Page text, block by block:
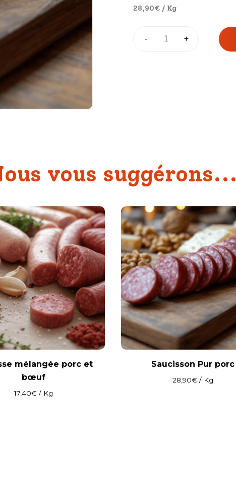
28,90€ / Kg
- +
vous suggérons...
mélangée porc et
bœuf
17,40€/ Kg
Saucisson Pur porc
28,90€/ Kg